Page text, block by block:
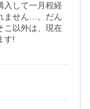
入して一月程経
ません…。だん
こ以外は、現在
す!